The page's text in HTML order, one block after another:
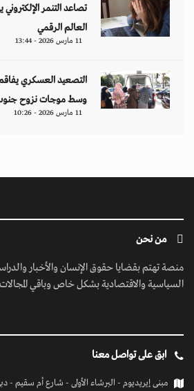
تصاعد التنمر
العالم الرقمي
11 مارس 2026 - 13:44
التصعيد العسكري
وسط موجات نزوح جنوب
11 مارس 2026 - 10:26
من نحن
منصة تهتم بقضايا حقوق الإنسان والأخبار
السياسية والاقتصادية بشكل خاص وباقي
ابق على تواصل معنا
مبنى إيريديوم - البرشاء الأولى - شارع أم سقيم -